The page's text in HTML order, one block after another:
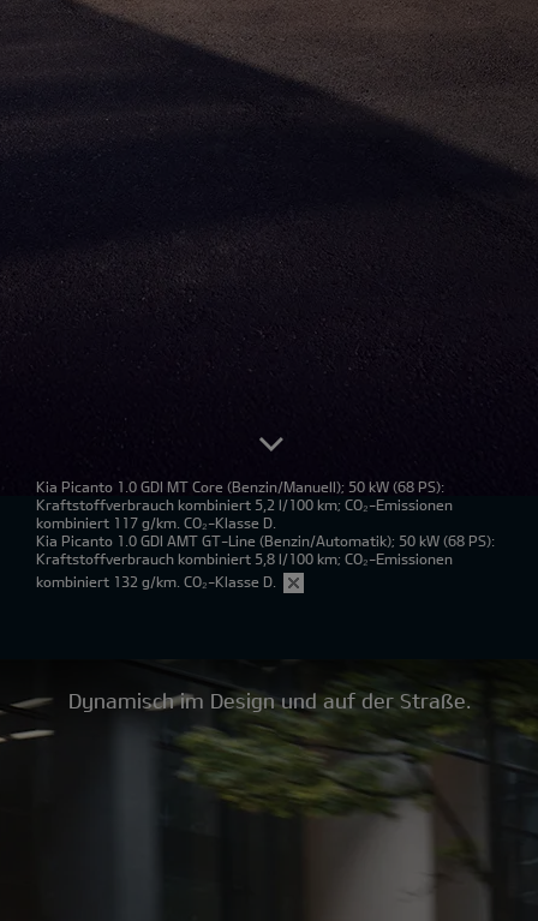
Kia Picanto 1.0 GDI MT Core (Benzin/Manuell); 50 kW (68 PS):
Kraftstoffverbrauch kombiniert 5,2 l/100 km; CO₂-Emissionen
kombiniert 117 g/km. CO₂-Klasse D.
Kia Picanto 1.0 GDI AMT GT-Line (Benzin/Automatik); 50 kW (68 PS):
Kraftstoffverbrauch kombiniert 5,8 l/100 km; CO₂-Emissionen
kombiniert 132 g/km. CO₂-Klasse D.
Dynamisch im Design und auf der Straße.